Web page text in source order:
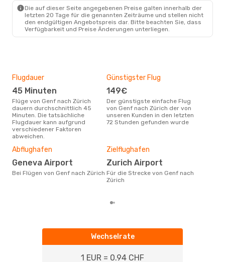
Die auf dieser Seite angegebenen Preise galten innerhalb der
letzten 20 Tage für die genannten Zeiträume und stellen nicht
den endgültigen Angebotspreis dar. Bitte beachten Sie, dass
Verfügbarkeit und Preise Änderungen unterliegen.
Flugdauer
45 Minuten
Flüge von Genf nach Zürich
dauern durchschnittlich 45
Minuten. Die tatsächliche
Flugdauer kann aufgrund
verschiedener Faktoren
abweichen.
Günstigster Flug
149€
Der günstigste einfache Flug
von Genf nach Zürich der von
unseren Kunden in den letzten
72 Stunden gefunden wurde
Abflughafen
Geneva Airport
Bei Flügen von Genf nach Zürich
Zielflughafen
Zurich Airport
Für die Strecke von Genf nach
Zürich
Wechselrate
1 EUR = 0.94 CHF